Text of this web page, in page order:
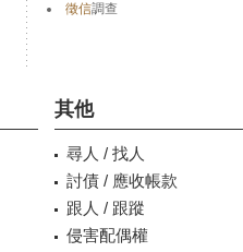
徵信調查
其他
尋人 / 找人
討債 / 應收帳款
跟人 / 跟蹤
侵害配偶權